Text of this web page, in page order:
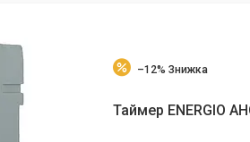
–12%
Таймер ENERGIO